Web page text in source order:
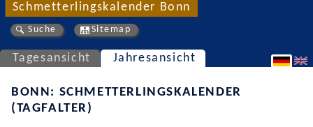
Schmetterlingskalender Bonn
Suche Sitemap
Tagesansicht Jahresansicht
BONN: SCHMETTERLINGSKALENDER
(TAGFALTER)